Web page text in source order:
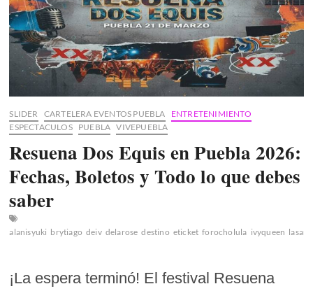
SLIDER CARTELERA EVENTOS PUEBLA
ENTRETENIMIENTO
ESPECTACULOS
PUEBLA VIVEPUEBLA
Resuena Dos Equis en Puebla 2026:
Fechas, Boletos y Todo lo que debes
saber
alanisyuki brytiago deiv delarose destino eticket forocholula ivyqueen
¡La espera terminó! El festival Resuena